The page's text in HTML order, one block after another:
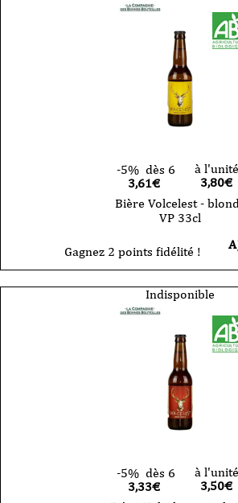
-5% dès 6
3,61€
à l'unité
3,80€
Bière Volcelest -
VP 33cl
Gagnez 2 points fidélité !
Indisponible
-5% dès 6
3,33€
à l'unité
3,50€